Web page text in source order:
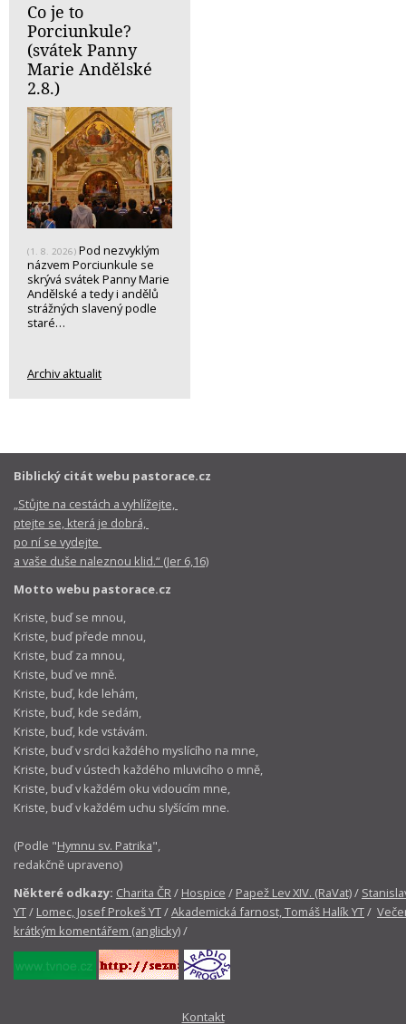
Co je to
Porciunkule?
(svátek Panny
Marie Andělské
2.8.)
(1. 8. 2026) Pod nezvyklým
názvem Porciunkule se
skrývá svátek Panny Marie
Andělské a tedy i andělů
strážných slavený podle
staré…
Archiv aktualit
Biblický citát webu pastorace.cz
„Stůjte na cestách a vyhlížejte,
ptejte se, která je dobrá,
po ní se vydejte
a vaše duše naleznou klid.“ (Jer 6,16)
Motto webu pastorace.cz
Kriste, buď se mnou,
Kriste, buď přede mnou,
Kriste, buď za mnou,
Kriste, buď ve mně.
Kriste, buď, kde lehám,
Kriste, buď, kde sedám,
Kriste, buď, kde vstávám.
Kriste, buď v srdci každého myslícího na mne,
Kriste, buď v ústech každého mluvicího o mně,
Kriste, buď v každém oku vidoucím mne,
Kriste, buď v každém uchu slyšícím mne.
(Podle "Hymnu sv. Patrika",
redakčně upraveno)
Některé odkazy: Charita ČR/ Hospice / Papež Lev XIV. (RaVat)/
YT/ Lomec, Josef Prokeš YT/Akademická farnost, Tomáš Halík YT/
krátkým komentářem (anglicky)/
Kontakt